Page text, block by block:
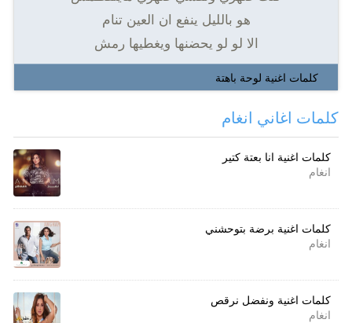
هو بالليل ينفع ان العين تنام
الا لو لو يحضنها ويغطيها رمش
كلمات اغنية لوحة باهتة
كلمات اغاني انغام
كلمات اغنية انا بعتة كتير
انغام
كلمات اغنية برضة بتوحشني
انغام
كلمات اغنية ونفضل نرقص
انغام